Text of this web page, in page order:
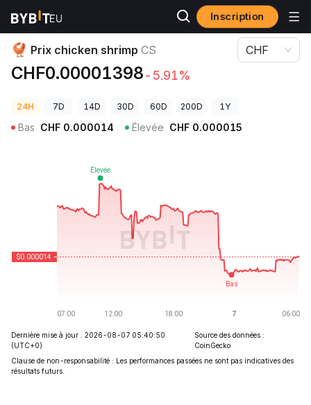
Inscription
Prix des cryptos Prix chicken shrimp CS
Prix chicken shrimp CS
CHF0.00001398-5.91%
CHF
24H 7D 14D 30D 60D 200D 1Y
Bas CHF 0.000014 Élevée CHF 0.000015
Dernière mise à jour : 2026-08-07 05:40:50
(UTC+0)
Source des données :
CoinGecko
Clause de non-responsabilité : Les performances passées ne sont pas indicatives des
résultats futurs.